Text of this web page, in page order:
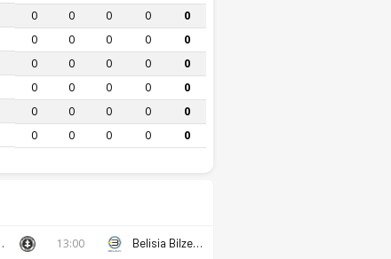
0 0 0 0 0
0 0 0 0 0
0 0 0 0 0
0 0 0 0 0
0 0 0 0 0
0 0 0 0 0
13:00 Belisia Bilzen SV